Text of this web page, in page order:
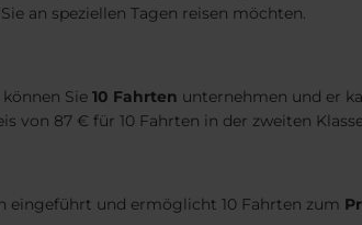
an speziellen Tagen reisen möchten.
Sie 10 Fahrten unternehmen und er
von 87 € für 10 Fahrten in der zweiten
eingeführt und ermöglicht 10 Fahrten zum